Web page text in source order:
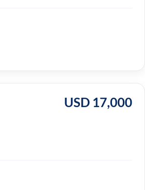
USD 17,000